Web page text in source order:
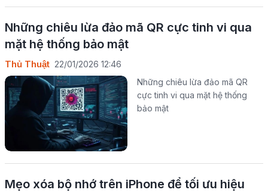
Những chiêu lừa đảo mã QR cực tinh vi qua
mặt hệ thống bảo mật
Thủ Thuật 22/01/2026 12:46
Những chiêu lừa đảo mã QR
cực tinh vi qua mặt hệ thống
bảo mật
Mẹo xóa bộ nhớ trên iPhone để tối ưu hiệu